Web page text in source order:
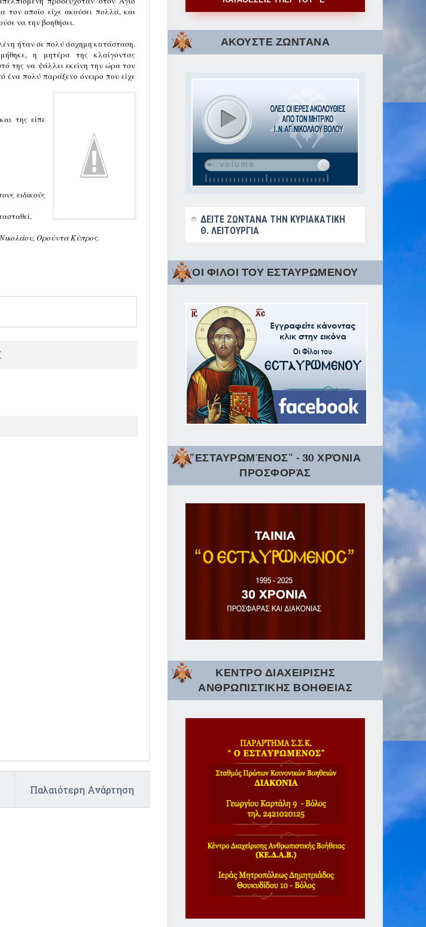
τον οποίο είχε ακούσει πολλά, και
να την βοηθήσει.
ήταν σε πολύ άσχημη κατάσταση.
η μητέρα της κλαίγοντας
της να ψάλλει εκείνη την ώρα τον
πολύ παράξενο όνειρο που είχε
της είπε
ειδικούς
Νικολάου, Ορούντα Κύπρος.
Παλαιότερη Ανάρτηση
ΑΚΟΥΣΤΕ ΖΩΝΤΑΝΑ
ΔΕΙΤΕ ΖΩΝΤΑΝΑ ΤΗΝ ΚΥΡΙΑΚΑΤΙΚΗ
Θ. ΛΕΙΤΟΥΡΓΙΑ
ΟΙ ΦΙΛΟΙ ΤΟΥ ΕΣΤΑΥΡΩΜΕΝΟΥ
"ΕΣΤΑΥΡΩΜΈΝΟΣ" - 30 ΧΡΌΝΙΑ
ΠΡΟΣΦΟΡΆΣ
ΚΕΝΤΡΟ ΔΙΑΧΕΙΡΙΣΗΣ
ΑΝΘΡΩΠΙΣΤΙΚΗΣ ΒΟΗΘΕΙΑΣ